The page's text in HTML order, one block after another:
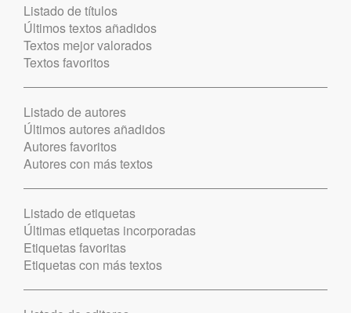
Listado de títulos
Últimos textos añadidos
Textos mejor valorados
Textos favoritos
Listado de autores
Últimos autores añadidos
Autores favoritos
Autores con más textos
Listado de etiquetas
Últimas etiquetas incorporadas
Etiquetas favoritas
Etiquetas con más textos